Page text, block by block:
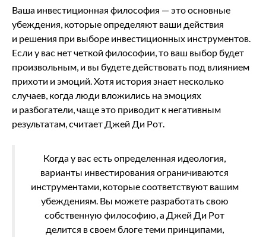
Ваша инвестиционная философия — это основные
убеждения, которые определяют ваши действия
и решения при выборе инвестиционных инструментов.
Если у вас нет четкой философии, то ваш выбор будет
произвольным, и вы будете действовать под влиянием
прихоти и эмоций. Хотя история знает несколько
случаев, когда люди вложились на эмоциях
и разбогатели, чаще это приводит к негативным
результатам, считает Джей Ди Рот.
Когда у вас есть определенная идеология,
варианты инвестирования ограничиваются
инструментами, которые соответствуют вашим
убеждениям. Вы можете разработать свою
собственную философию, а Джей Ди Рот
делится в своем блоге теми принципами,